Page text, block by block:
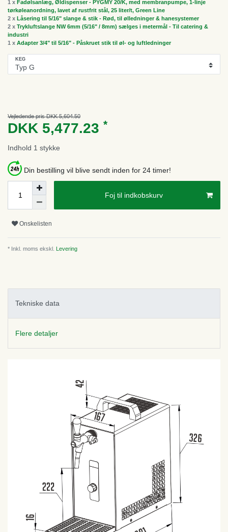
1 x Fadølsanlæg, Øldispenser - PYGMY 20/K, med membranpumpe, 1-linje
tørkøleanordning, lavet af rustfrit stål, 25 liter/t, Green Line
2 x Låsering til 5/16" slange & stik - Rød, til ølledninger & hanesystemer
2 x Trykluftslange NW 6mm (5/16" / 8mm) sælges i metermål - Til catering &
industri
1 x Adapter 3/4" til 5/16" - Påskruet stik til øl- og luftledninger
KEG
Vejledende pris DKK 5,604.50
DKK 5,477.23 *
Indhold 1 stykke
Din bestilling vil blive sendt inden for 24 timer!
Foj til indkobskurv
Onskelisten
* Inkl. moms ekskl. Levering
Tekniske data
Flere detaljer